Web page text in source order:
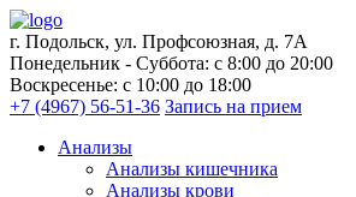
г. Подольск, ул. Профсоюзная, д. 7А
Понедельник - Суббота: с 8:00 до 20:00
Воскресенье: с 10:00 до 18:00
+7 (4967) 56-51-36 Запись на прием
Анализы
Анализы кишечника
Анализы крови